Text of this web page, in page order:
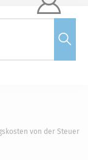

von der Steuer